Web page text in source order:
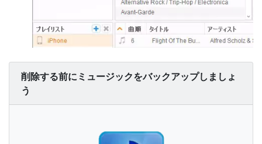
削除する前にミュージックをバックアップしましょ
う